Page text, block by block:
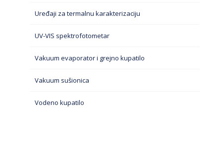
Uređaji za termalnu karakterizaciju
UV-VIS spektrofotometar
Vakuum evaporator i grejno kupatilo
Vakuum sušionica
Vodeno kupatilo